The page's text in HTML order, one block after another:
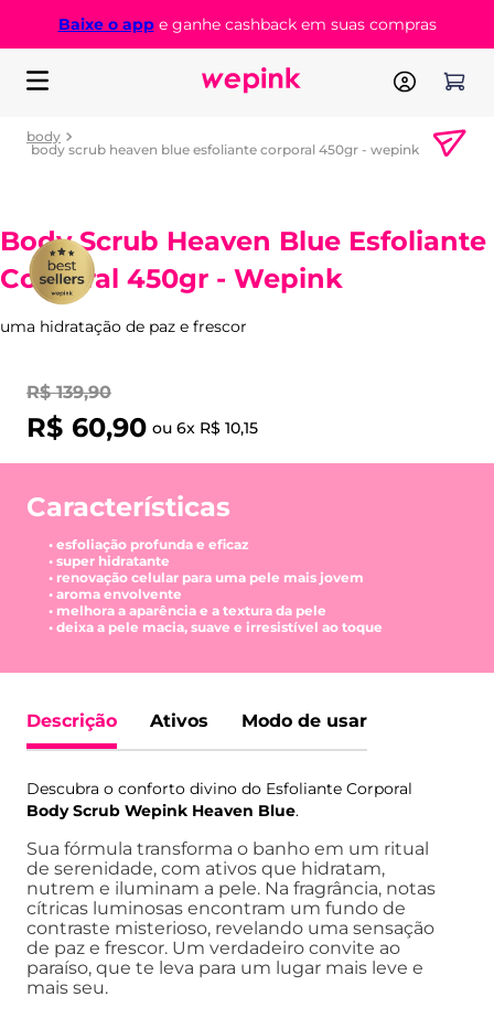
Baixe o appe ganhe cashback em suas compras
body
body scrub heaven blue esfoliante corporal 450gr - wepink
Body Scrub Heaven Blue Esfoliante
Corporal 450gr - Wepink
uma hidratação de paz e frescor
R$ 139,90
R$ 60,90 ou 6x R$ 10,15
Características
• esfoliação profunda e eficaz
• super hidratante
• renovação celular para uma pele mais jovem
• aroma envolvente
• melhora a aparência e a textura da pele
• deixa a pele macia, suave e irresistível ao toque
Descrição Ativos Modo de usar
Descubra o conforto divino do Esfoliante Corporal
Body Scrub Wepink Heaven Blue.
Sua fórmula transforma o banho em um ritual
de serenidade, com ativos que hidratam,
nutrem e iluminam a pele. Na fragrância, notas
cítricas luminosas encontram um fundo de
contraste misterioso, revelando uma sensação
de paz e frescor. Um verdadeiro convite ao
paraíso, que te leva para um lugar mais leve e
mais seu.